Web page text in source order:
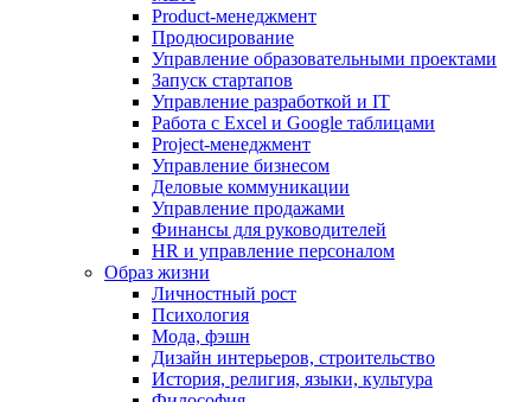
Product-менеджмент
Продюсирование
Управление образовательными проектами
Запуск стартапов
Управление разработкой и IT
Работа с Excel и Google таблицами
Project-менеджмент
Управление бизнесом
Деловые коммуникации
Управление продажами
Финансы для руководителей
HR и управление персоналом
Образ жизни
Личностный рост
Психология
Мода, фэшн
Дизайн интерьеров, строительство
История, религия, языки, культура